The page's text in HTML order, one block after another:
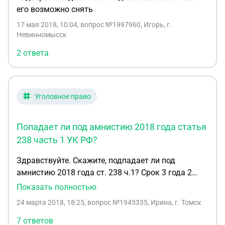
предложений по поводу предстоящей амнистии.
Этой информацией поделилась член СПЧ
Екатерина Винокурова. По ее словам, Совет по
правам человека собирается добиться того,
осужденные по ст. 212 УК РФ (массовые
осуществлению экстремистской деятельности, а
228.1 УК РФ (Незаконные производство, сбыт или
пересылка наркотических средств, психотропных
веществ или их аналогов, а также незаконные
сбыт или пересылка растений, содержащих
наркотические средства или психотропные
вещества, либо их частей, содержащих
вещества). Предложения внесли также
Уполномоченный по правам человека в РФ
его возможно снять
17 мая 2018, 10:04, вопрос №1997960, Игорь, г.
Невинномысск
2 ответа
Уголовное право
Попадает ли под амнистию 2018 года статья
238 часть 1 УК РФ?
Здравствуйте. Скажите, подпадает ли под
амнистию 2018 года ст. 238 ч.1? Срок 3 года 2
месяца. На сегодняшний день отсидел 4 месяца.
платит), наказание отбывает впервые, до этого
было условное осуждение. Заранее спасибо.
Показать полностью
24 марта 2018, 18:25, вопрос №1945335, Ирина, г. Томск
7 ответов